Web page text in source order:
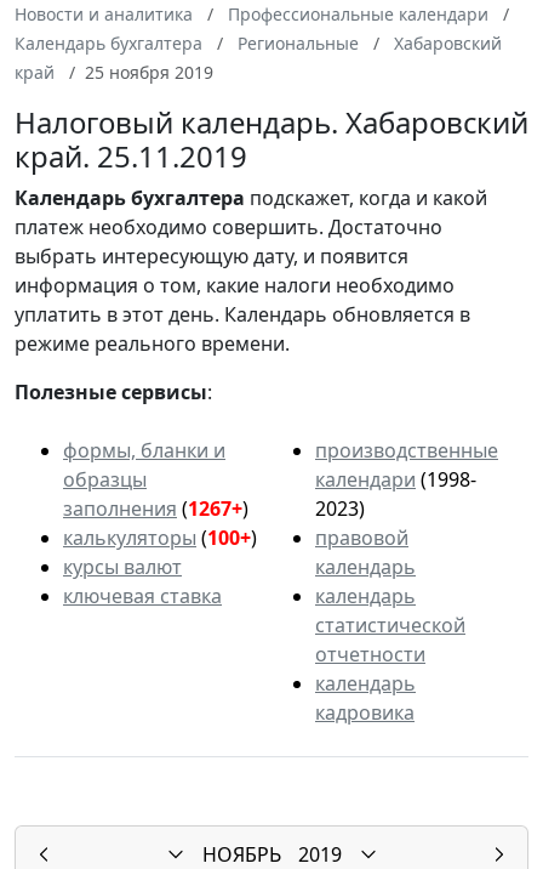
Новости и аналитика
Профессиональные календари
Календарь бухгалтера
Региональные
Хабаровский
край
25 ноября 2019
Налоговый календарь. Хабаровский
край. 25.11.2019
Календарьбухгалтера подскажет, когда и какой
платеж необходимо совершить. Достаточно
выбрать интересующую дату, и появится
информация о том, какие налоги необходимо
уплатить в этот день. Календарь обновляется в
режиме реального времени.
Полезные сервисы:
формы, бланки и
образцы
заполнения (1267+)
калькуляторы (100+)
курсы валют
ключевая ставка
производственные
календари (1998-
2023)
правовой
календарь
календарь
статистической
отчетности
календарь
кадровика
НОЯБРЬ
2019